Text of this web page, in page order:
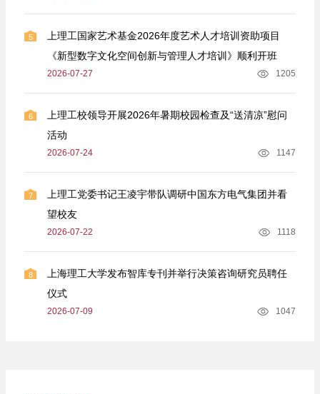
5
上理工国家艺术基金2026年度艺术人才培训资助项目
《新型数字文化空间创新与管理人才培训》顺利开班
2026-07-27 1205
6
上理工校领导开展2026年暑期校园检查及“送清凉”慰问
活动
2026-07-24 1147
7
上理工党委书记王凌宇带队调研中国东方电气集团并看
望校友
2026-07-22 1118
8
上海理工大学发布智库专刊并举行决策咨询研究员聘任
仪式
2026-07-09 1047